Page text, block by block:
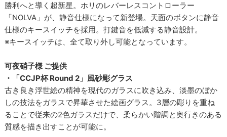
勝利へと導く超新星。ホリのレバーレスコントローラー
「NOLVA」が、静音仕様になって新登場。天面のボタンに静音
仕様のキースイッチを採用。打鍵音を低減する静音設計。
※キースイッチは、全て取り外し可能となっています。
可夜硝子様 ご提供
・「CCJP杯 Round 2」風砂彫グラス
古き良き浮世絵の精神を現代のガラスに吹き込み、淡墨のぼか
しの技法をガラスで昇華させた絵画グラス。3層の彫りを重ね
ることで従来の2色ガラスだけで、柔らかい階調と奥行きのある
質感を描き出すことが可能に。